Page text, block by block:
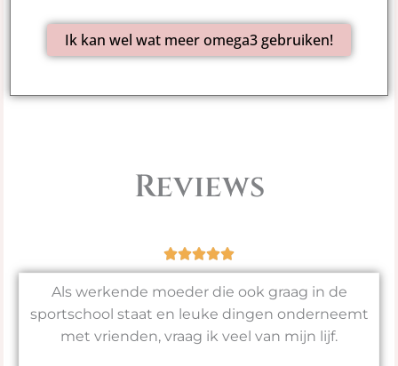
Ik kan wel wat meer omega3 gebruiken!
Reviews
Als werkende moeder die ook graag in de
sportschool staat en leuke dingen onderneemt
met vrienden, vraag ik veel van mijn lijf.